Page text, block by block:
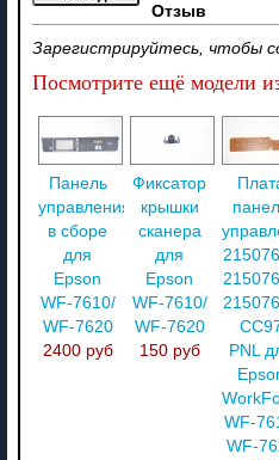
Отзыв
Зарегистрируйтесь, чтобы
Посмотрите ещё модели
Панель
управления
в сборе
для
Epson
WF-7610/
WF-7620
2400 руб
Фиксатор
крышки
сканера
для
Epson
WF-7610/
WF-7620
150 руб
PNL
WF-
WF-